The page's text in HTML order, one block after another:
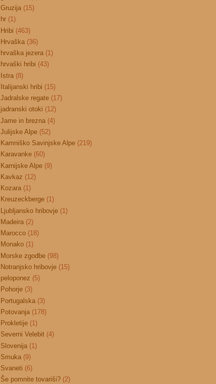
Gruzija (15)
hr (1)
Hribi (463)
Hrvaška (36)
hrvaška jezera (1)
hrvaški hribi (43)
Istra (8)
Italijanski hribi (15)
Jadralske regate (17)
jadranski otoki (12)
Jame in brezna (4)
Julijske Alpe (52)
Kamniško Savinjske Alpe (219)
Karavanke (60)
Karnijske Alpe (9)
Kavkaz (12)
Kozara (1)
Kreuzeckberge (1)
Ljubljansko hribovje (1)
Madeira (2)
Marocco (18)
Monako (1)
Morske zgodbe (98)
Notranjsko hribovje (15)
peloponez (5)
Pohorje (3)
Portugalska (3)
Potovanja (178)
Prokletije (1)
Severni Velebit (4)
Slovenija (1)
Smuka (9)
Svaneti (6)
Še pomnite tovariši? (2)